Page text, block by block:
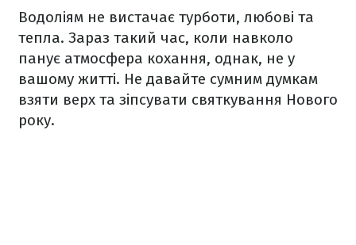
Водоліям не вистачає турботи, любові та
тепла. Зараз такий час, коли навколо
панує атмосфера кохання, однак, не у
вашому житті. Не давайте сумним думкам
взяти верх та зіпсувати святкування Нового
року.